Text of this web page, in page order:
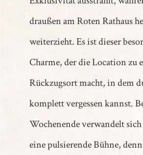
draußen am Roten Rathaus
weiterzieht. Es ist dieser
Charme, der die Location zu
Rückzugsort macht, in dem
komplett vergessen kannst.
Wochenende verwandelt
eine pulsierende Bühne,